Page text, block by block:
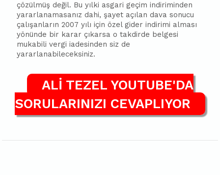
çözülmüş değil. Bu yılki asgari geçim indiriminden
yararlanamasanız dahi, şayet açılan dava sonucu
çalışanların 2007 yılı için özel gider indirimi alması
yönünde bir karar çıkarsa o takdirde belgesi
mukabili vergi iadesinden siz de
yararlanabileceksiniz.
ALİ TEZEL YOUTUBE'DA
SORULARINIZI CEVAPLIYOR